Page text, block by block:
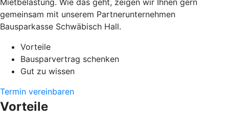
Mietbelastung. Wie das geht, zeigen wir Ihnen gern
gemeinsam mit unserem Partnerunternehmen
Bausparkasse Schwäbisch Hall.
Vorteile
Bausparvertrag schenken
Gut zu wissen
Termin vereinbaren
Vorteile